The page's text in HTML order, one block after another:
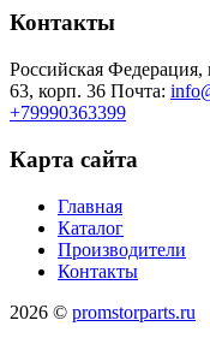
Контакты
Российская
63, корп. 36 Почта:
+79990363399
Карта сайта
Главная
Каталог
Производители
Контакты
2026 © promstorparts.ru